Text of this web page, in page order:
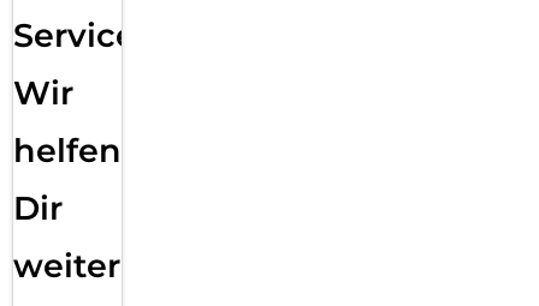
Service:
Wir
helfen
Dir
weiter